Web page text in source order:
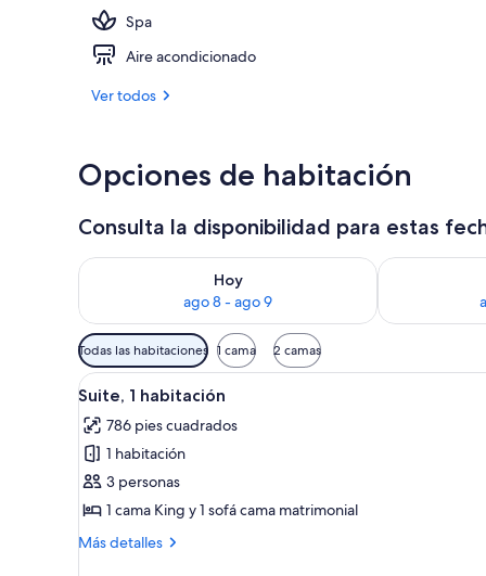
Spa
Aire acondicionado
Ver todos
Opciones de habitación
Consulta la disponibilidad para estas
Hoy
ago 8 - ago 9
Consulta la disponibilidad para hoy ago 8 - ago 9
Consulta la
Filtros
disponibles
para
las
habitaciones
Todas las habitaciones 1 cama 2 camas
Abrir
todas
las
fotos
de
Suite,
1
Habitación de hotel moderna
4
Suite, 1 habitación
786 pies cuadrados
1 habitación
3 personas
1 cama King y 1 sofá cama matrimonial
Más detalles
Más